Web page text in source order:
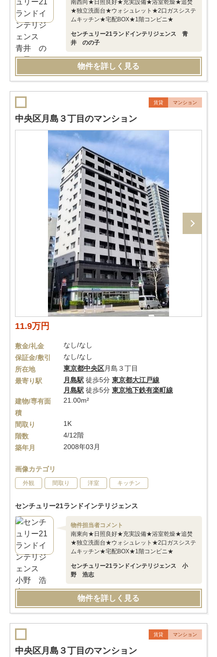
南西向★日照良好★充実設備★浴室乾燥★追焚
★独立洗面台★ウォシュレット★2口ガスシステ
ムキッチン★宅配BOX★1階コンビニ★
センチュリー21ランドインテリジェンス 青
井 のの子
物件を詳しく見る
賃貸 マンション
中央区月島３丁目のマンション
11.9万円
敷金/礼金
なし/なし
保証金/敷引
なし/なし
所在地
東京都中央区月島３丁目
最寄り駅
月島駅 徒歩5分 東京都大江戸線
月島駅 徒歩5分 東京地下鉄有楽町線
建物/専有面
積
21.00m²
間取り
1K
階数
4/12階
築年月
2008年03月
画像カテゴリ
外観 間取り 洋室 キッチン
センチュリー21ランドインテリジェンス
物件担当者コメント
南東向★日照良好★充実設備★浴室乾燥★追焚
★独立洗面台★ウォシュレット★2口ガスシステ
ムキッチン★宅配BOX★1階コンビニ★
センチュリー21ランドインテリジェンス 小
野 浩志
物件を詳しく見る
賃貸 マンション
中央区月島３丁目のマンション